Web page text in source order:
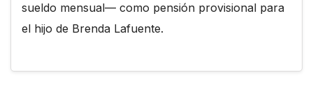
sueldo mensual— como pensión provisional para
el hijo de Brenda Lafuente.